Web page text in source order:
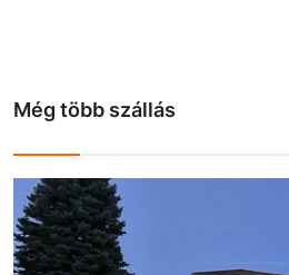
Még több szállás